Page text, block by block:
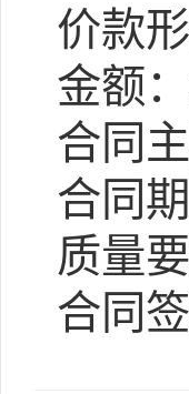
价款
金额
合同
合同
质量要
合同